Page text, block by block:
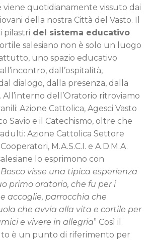
viene quotidianamente vissuto dai
della nostra Città del Vasto. Il
pilastri del sistema educativo
salesiano non è solo un luogo
uno spazio educativo
dall’ospitalità,
dialogo, dalla presenza, dalla
All’interno dell’Oratorio ritroviamo
Azione Cattolica, Agesci Vasto
Savio e il Catechismo, oltre che
Azione Cattolica Settore
M.A.S.C.I. e A.D.M.A.
lo esprimono con
visse una tipica esperienza
primo oratorio, che fu per i
accoglie, parrocchia che
che avvia alla vita e cortile per
e vivere in allegria” Così il
è un punto di riferimento per